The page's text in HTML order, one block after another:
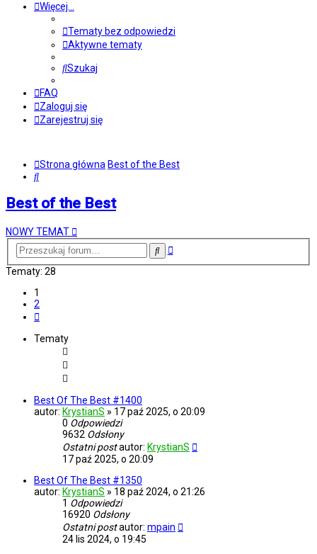
Więcej…
Tematy bez odpowiedzi
Aktywne tematy
Szukaj
FAQ
Zaloguj się
Zarejestruj się
Strona główna Best of the Best
Szukaj
Best of the Best
NOWY TEMAT
SzukajWyszukiwanie
Tematy: 28
1
2
Tematy
Best Of The Best #1400
autor: KrystianS » 17 paź 2025, o 20:09
0 Odpowiedzi
9632 Odsłony
Ostatni postautor: KrystianS
17 paź 2025, o 20:09
Best Of The Best #1350
autor: KrystianS » 18 paź 2024, o 21:26
1 Odpowiedzi
16920 Odsłony
Ostatni postautor: mpain
24 lis 2024, o 19:45